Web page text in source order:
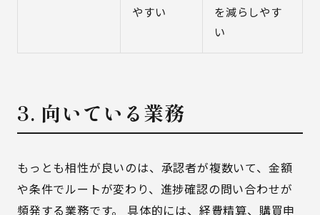
やすい
を減らしやす
い
3. 向いている業務
もっとも相性が良いのは、承認者が複数いて、金額
や条件でルートが変わり、進捗確認の問い合わせが
頻発する業務です。 具体的には、経費精算、購買申